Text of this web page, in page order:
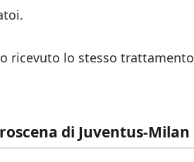
ricevuto lo stesso trattamento
di Juventus-Milan